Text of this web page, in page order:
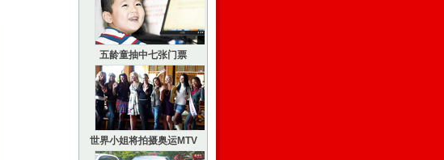
五龄童抽中七张门票
世界小姐将拍摄奥运MTV